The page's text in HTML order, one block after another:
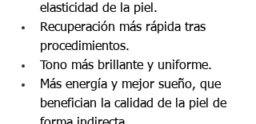
elasticidad de la piel.
Recuperación más rápida tras
procedimientos.
Tono más brillante y uniforme.
Más energía y mejor sueño, que
benefician la calidad de la piel de